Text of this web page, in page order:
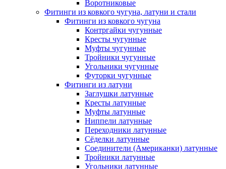
Воротниковые
Фитинги из ковкого чугуна, латуни и стали
Фитинги из ковкого чугуна
Контргайки чугунные
Кресты чугунные
Муфты чугунные
Тройники чугунные
Угольники чугунные
Футорки чугунные
Фитинги из латуни
Заглушки латунные
Кресты латунные
Муфты латунные
Ниппели латунные
Переходники латунные
Сёделки латунные
Соединители (Американки) латунные
Тройники латунные
Угольники латунные